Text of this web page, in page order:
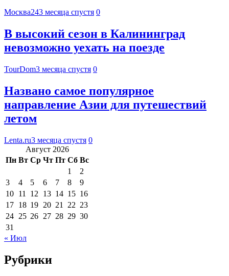
Москва243 месяца спустя 0
В высокий сезон в Калининград
невозможно уехать на поезде
TourDom3 месяца спустя 0
Названо самое популярное
направление Азии для путешествий
летом
Lenta.ru3 месяца спустя 0
Август 2026
Пн Вт Ср Чт Пт Сб Вс
1
2
3
4 5 6 7 8
9
10 11 12 13 14 15 16
17 18 19 20 21 22 23
24 25 26 27 28 29 30
31
« Июл
Рубрики